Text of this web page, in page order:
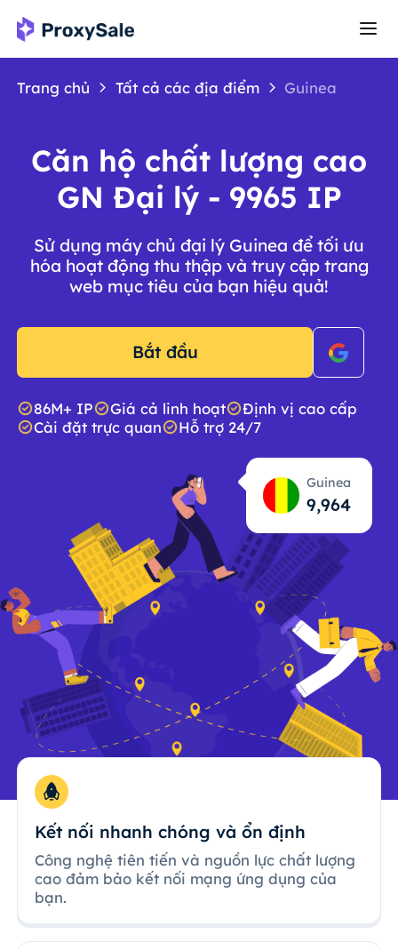
Trang chủ Tất cả các địa điểm Guinea
Căn hộ chất lượng cao
GN Đại lý - 9965 IP
Sử dụng máy chủ đại lý Guinea để tối ưu
hóa hoạt động thu thập và truy cập trang
web mục tiêu của bạn hiệu quả!
Bắt đầu
86M+ IP Giá cả linh hoạt
Định vị cao cấp
Cài đặt trực quan
Hỗ trợ 24/7
Guinea
9,965
Kết nối nhanh chóng và ổn định
Công nghệ tiên tiến và nguồn lực chất lượng
cao đảm bảo kết nối mạng ứng dụng của
bạn.